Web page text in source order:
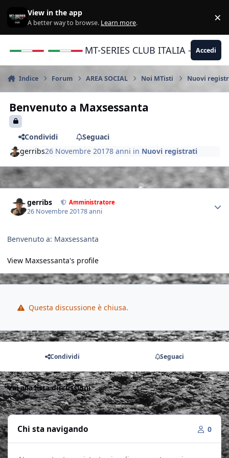
View in the app
A better way to browse. Learn more. ×
MT-SERIES CLUB ITALIA -Accedi
Indice Forum AREA SOCIAL Noi MTisti Nuovi
Benvenuto a Maxsessanta
Condividi
Seguaci
gerribs26 Novembre 20178 anni in Nuovi registrati
gerribs Amministratore
26 Novembre 20178 anni
Benvenuto a: Maxsessanta
View Maxsessanta's profile
Questa discussione è chiusa.
Condividi Seguaci
Vai alla lista discussioni
Chi sta navigando 0